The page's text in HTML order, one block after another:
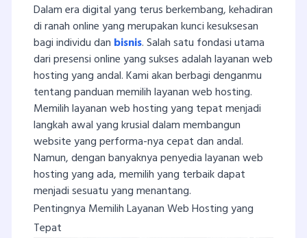
Dalam era digital yang terus berkembang, kehadiran
di ranah online yang merupakan kunci kesuksesan
bagi individu dan bisnis. Salah satu fondasi utama
dari presensi online yang sukses adalah layanan web
hosting yang andal. Kami akan berbagi denganmu
tentang panduan memilih layanan web hosting.
Memilih layanan web hosting yang tepat menjadi
langkah awal yang krusial dalam membangun
website yang performa-nya cepat dan andal.
Namun, dengan banyaknya penyedia layanan web
hosting yang ada, memilih yang terbaik dapat
menjadi sesuatu yang menantang.
Pentingnya Memilih Layanan Web Hosting yang
Tepat